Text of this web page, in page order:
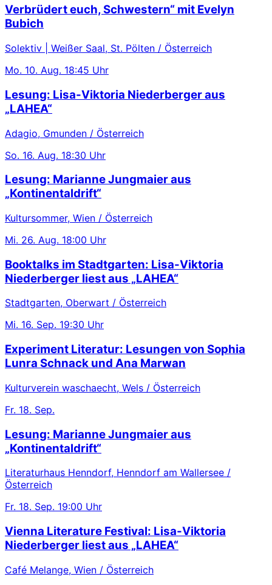
Verbrüdert euch, Schwestern“ mit Evelyn
Bubich
Solektiv | Weißer Saal, St. Pölten / Österreich
Mo. 10. Aug. 18:45 Uhr
Lesung: Lisa-Viktoria Niederberger aus
„LAHEA“
Adagio, Gmunden / Österreich
So. 16. Aug. 18:30 Uhr
Lesung: Marianne Jungmaier aus
„Kontinentaldrift“
Kultursommer, Wien / Österreich
Mi. 26. Aug. 18:00 Uhr
Booktalks im Stadtgarten: Lisa-Viktoria
Niederberger liest aus „LAHEA“
Stadtgarten, Oberwart / Österreich
Mi. 16. Sep. 19:30 Uhr
Experiment Literatur: Lesungen von Sophia
Lunra Schnack und Ana Marwan
Kulturverein waschaecht, Wels / Österreich
Fr. 18. Sep.
Lesung: Marianne Jungmaier aus
„Kontinentaldrift“
Literaturhaus Henndorf, Henndorf am Wallersee /
Österreich
Fr. 18. Sep. 19:00 Uhr
Vienna Literature Festival: Lisa-Viktoria
Niederberger liest aus „LAHEA“
Café Melange, Wien / Österreich